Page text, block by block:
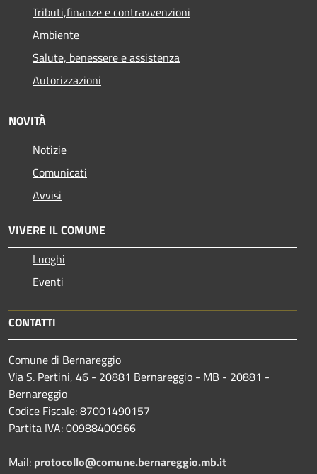
Tributi,finanze e contravvenzioni
Ambiente
Salute, benessere e assistenza
Autorizzazioni
NOVITÀ
Notizie
Comunicati
Avvisi
VIVERE IL COMUNE
Luoghi
Eventi
CONTATTI
Comune di Bernareggio
Via S. Pertini, 46 - 20881 Bernareggio - MB - 20881 -
Bernareggio
Codice Fiscale: 87001490157
Partita IVA: 00988400966
Mail: protocollo@comune.bernareggio.mb.it